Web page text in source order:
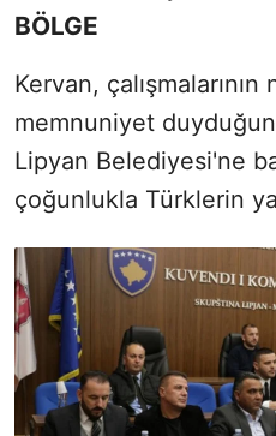
BÖLGE
Kervan,
memnuniyet
Lipyan Belediyesi'ne
çoğunlukla Türklerin